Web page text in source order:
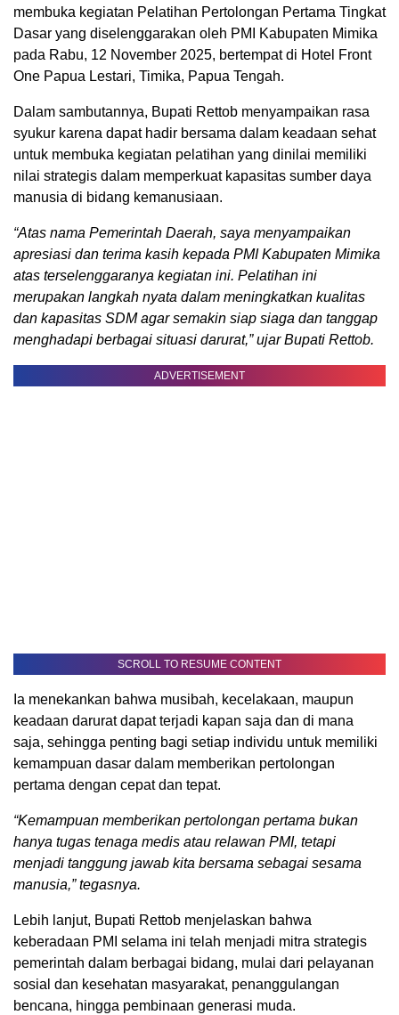
membuka kegiatan Pelatihan Pertolongan Pertama Tingkat
Dasar yang diselenggarakan oleh PMI Kabupaten Mimika
pada Rabu, 12 November 2025, bertempat di Hotel Front
One Papua Lestari, Timika, Papua Tengah.
Dalam sambutannya, Bupati Rettob menyampaikan rasa
syukur karena dapat hadir bersama dalam keadaan sehat
untuk membuka kegiatan pelatihan yang dinilai memiliki
nilai strategis dalam memperkuat kapasitas sumber daya
manusia di bidang kemanusiaan.
“Atas nama Pemerintah Daerah, saya menyampaikan
apresiasi dan terima kasih kepada PMI Kabupaten Mimika
atas terselenggaranya kegiatan ini. Pelatihan ini
merupakan langkah nyata dalam meningkatkan kualitas
dan kapasitas SDM agar semakin siap siaga dan tanggap
menghadapi berbagai situasi darurat,” ujar Bupati Rettob.
ADVERTISEMENT
SCROLL TO RESUME CONTENT
Ia menekankan bahwa musibah, kecelakaan, maupun
keadaan darurat dapat terjadi kapan saja dan di mana
saja, sehingga penting bagi setiap individu untuk memiliki
kemampuan dasar dalam memberikan pertolongan
pertama dengan cepat dan tepat.
“Kemampuan memberikan pertolongan pertama bukan
hanya tugas tenaga medis atau relawan PMI, tetapi
menjadi tanggung jawab kita bersama sebagai sesama
manusia,” tegasnya.
Lebih lanjut, Bupati Rettob menjelaskan bahwa
keberadaan PMI selama ini telah menjadi mitra strategis
pemerintah dalam berbagai bidang, mulai dari pelayanan
sosial dan kesehatan masyarakat, penanggulangan
bencana, hingga pembinaan generasi muda.